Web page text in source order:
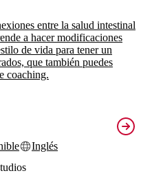
entre la salud intestinal
a hacer modificaciones
de vida para tener un
que también puedes
coaching.
Inglés